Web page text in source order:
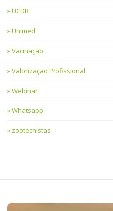
UCDB
Unimed
Vacinação
Valorização Profissional
Webinar
Whatsapp
zootecnistas